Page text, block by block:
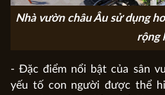
Nhà vườn châu Âu sử dụng
rộng
- Đặc điểm nổi bật của sân
yếu tố con người được thể